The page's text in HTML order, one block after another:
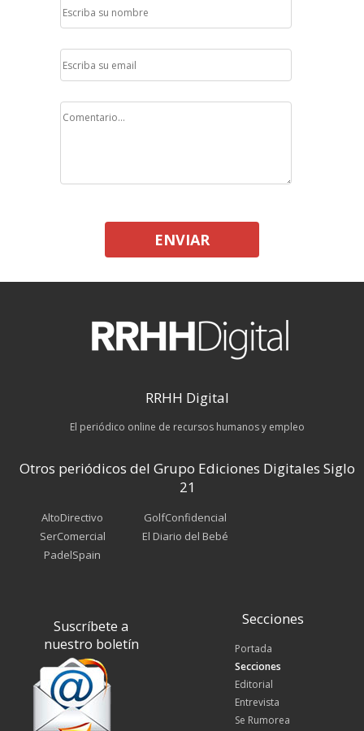
ENVIAR
RRHH Digital
El periódico online de recursos humanos y empleo
Otros periódicos del Grupo Ediciones Digitales Siglo
21
AltoDirectivo
SerComercial
PadelSpain
GolfConfidencial
El Diario del Bebé
Suscríbete a
nuestro boletín
Secciones
Portada
Secciones
Editorial
Entrevista
Se Rumorea